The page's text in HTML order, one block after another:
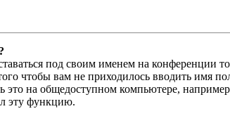
под своим именем на конференции
чтобы вам не приходилось вводить имя
на общедоступном компьютере,
эту функцию.